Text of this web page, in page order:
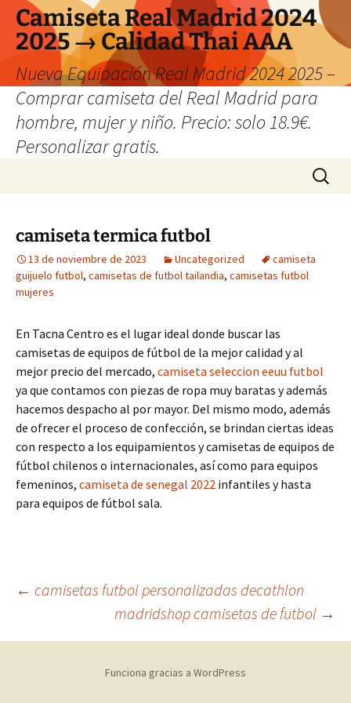
Camiseta Real Madrid 2024
2025 → Calidad Thai AAA
Nueva Equipación Real Madrid 2024 2025 –
Comprar camiseta del Real Madrid para
hombre, mujer y niño. Precio: solo 18.9€.
Personalizar gratis.
Buscar:
camiseta termica futbol
13 de noviembre de 2023 Uncategorized
camiseta
guijuelo futbol, camisetas de futbol tailandia, camisetas futbol
mujeres
En Tacna Centro es el lugar ideal donde buscar las
camisetas de equipos de fútbol de la mejor calidad y al
mejor precio del mercado, camiseta seleccion eeuu futbol
ya que contamos con piezas de ropa muy baratas y además
hacemos despacho al por mayor. Del mismo modo, además
de ofrecer el proceso de confección, se brindan ciertas ideas
con respecto a los equipamientos y camisetas de equipos de
fútbol chilenos o internacionales, así como para equipos
femeninos, camiseta de senegal 2022 infantiles y hasta
para equipos de fútbol sala.
Navegación
de
← camisetas futbol personalizadas decathlon
madridshop camisetas de futbol →
Funciona gracias a WordPress